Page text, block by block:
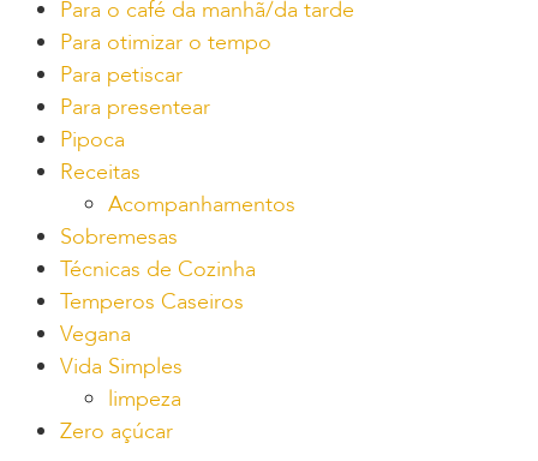
Para o café da manhã/da tarde
Para otimizar o tempo
Para petiscar
Para presentear
Pipoca
Receitas
Acompanhamentos
Sobremesas
Técnicas de Cozinha
Temperos Caseiros
Vegana
Vida Simples
limpeza
Zero açúcar